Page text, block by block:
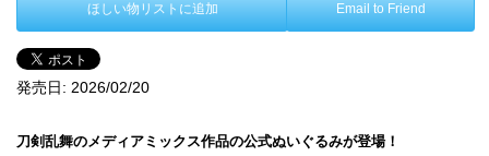
ほしい物リストに追加 Email to Friend
発売日: 2026/02/20
刀剣乱舞のメディアミックス作品の公式ぬいぐるみが登場！